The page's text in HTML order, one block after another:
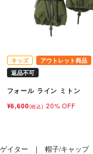
キッズ
アウトレット商品
返品不可
フォール ライン ミトン
¥6,600(税込) 20% OFF
ゲイター 帽子/キャップ